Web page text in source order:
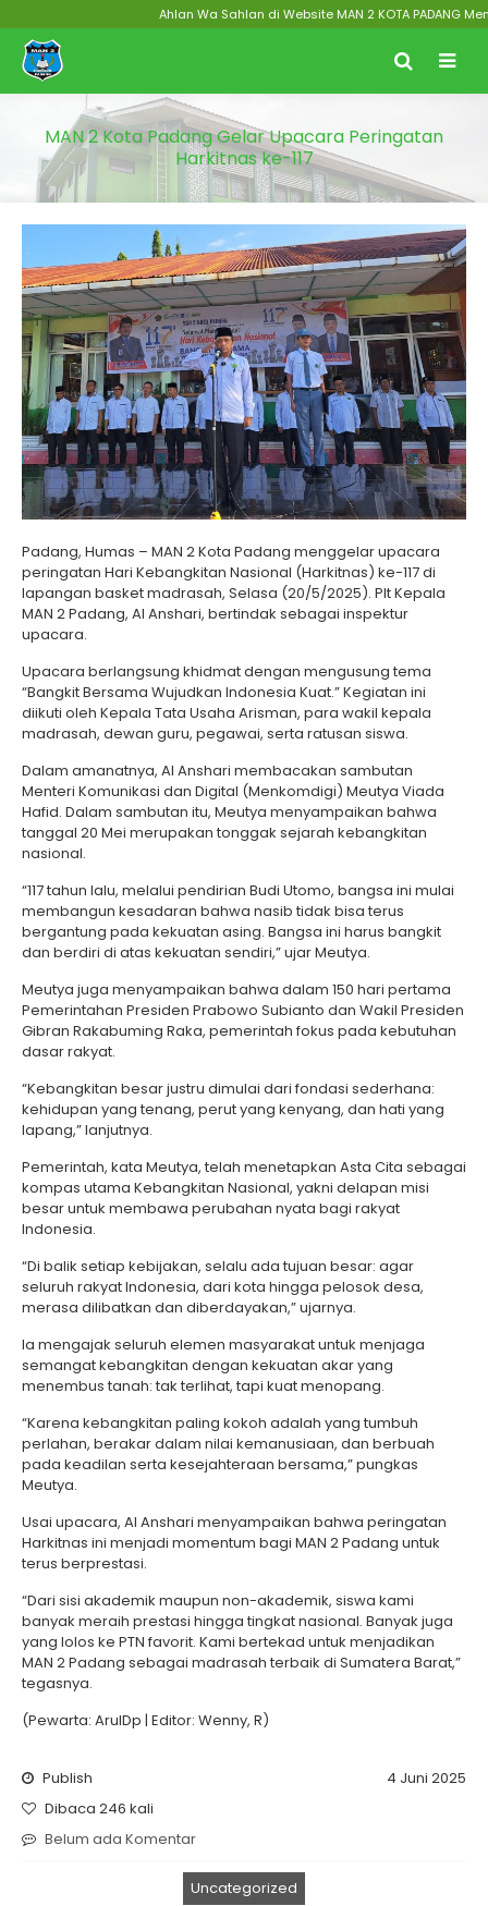
Ahlan Wa Sahlan di Website MAN 2 KOTA PADANG
MAN 2 Kota Padang Gelar Upacara Peringatan
Harkitnas ke-117
Padang, Humas – MAN 2 Kota Padang menggelar upacara
peringatan Hari Kebangkitan Nasional (Harkitnas) ke-117 di
lapangan basket madrasah, Selasa (20/5/2025). Plt Kepala
MAN 2 Padang, Al Anshari, bertindak sebagai inspektur
upacara.
Upacara berlangsung khidmat dengan mengusung tema
“Bangkit Bersama Wujudkan Indonesia Kuat.” Kegiatan ini
diikuti oleh Kepala Tata Usaha Arisman, para wakil kepala
madrasah, dewan guru, pegawai, serta ratusan siswa.
Dalam amanatnya, Al Anshari membacakan sambutan
Menteri Komunikasi dan Digital (Menkomdigi) Meutya Viada
Hafid. Dalam sambutan itu, Meutya menyampaikan bahwa
tanggal 20 Mei merupakan tonggak sejarah kebangkitan
nasional.
“117 tahun lalu, melalui pendirian Budi Utomo, bangsa ini mulai
membangun kesadaran bahwa nasib tidak bisa terus
bergantung pada kekuatan asing. Bangsa ini harus bangkit
dan berdiri di atas kekuatan sendiri,” ujar Meutya.
Meutya juga menyampaikan bahwa dalam 150 hari pertama
Pemerintahan Presiden Prabowo Subianto dan Wakil Presiden
Gibran Rakabuming Raka, pemerintah fokus pada kebutuhan
dasar rakyat.
“Kebangkitan besar justru dimulai dari fondasi sederhana:
kehidupan yang tenang, perut yang kenyang, dan hati yang
lapang,” lanjutnya.
Pemerintah, kata Meutya, telah menetapkan Asta Cita sebagai
kompas utama Kebangkitan Nasional, yakni delapan misi
besar untuk membawa perubahan nyata bagi rakyat
Indonesia.
“Di balik setiap kebijakan, selalu ada tujuan besar: agar
seluruh rakyat Indonesia, dari kota hingga pelosok desa,
merasa dilibatkan dan diberdayakan,” ujarnya.
Ia mengajak seluruh elemen masyarakat untuk menjaga
semangat kebangkitan dengan kekuatan akar yang
menembus tanah: tak terlihat, tapi kuat menopang.
“Karena kebangkitan paling kokoh adalah yang tumbuh
perlahan, berakar dalam nilai kemanusiaan, dan berbuah
pada keadilan serta kesejahteraan bersama,” pungkas
Meutya.
Usai upacara, Al Anshari menyampaikan bahwa peringatan
Harkitnas ini menjadi momentum bagi MAN 2 Padang untuk
terus berprestasi.
“Dari sisi akademik maupun non-akademik, siswa kami
banyak meraih prestasi hingga tingkat nasional. Banyak juga
yang lolos ke PTN favorit. Kami bertekad untuk menjadikan
MAN 2 Padang sebagai madrasah terbaik di Sumatera Barat,”
tegasnya.
(Pewarta: ArulDp | Editor: Wenny, R)
Publish
4 Juni 2025
Dibaca 246 kali
Belum ada Komentar
Uncategorized